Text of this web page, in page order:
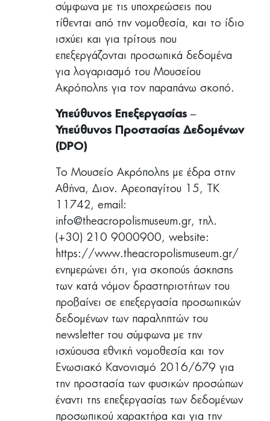
σύμφωνα με τις υποχρεώσεις που
τίθενται από την νομοθεσία, και το ίδιο
ισχύει και για τρίτους που
επεξεργάζονται προσωπικά δεδομένα
για λογαριασμό του Μουσείου
Ακρόπολης για τον παραπάνω σκοπό.
Υπεύθυνος Επεξεργασίας –
Υπεύθυνος Προστασίας Δεδομένων
(DPO)
Το Μουσείο Ακρόπολης με έδρα στην
Αθήνα, Διον. Αρεοπαγίτου 15, ΤΚ
11742, email:
info@theacropolismuseum.gr, τηλ.
(+30) 210 9000900, website:
https://www.theacropolismuseum.gr/
ενημερώνει ότι, για σκοπούς άσκησης
των κατά νόμον δραστηριοτήτων του
προβαίνει σε επεξεργασία προσωπικών
δεδομένων των παραληπτών του
newsletter του σύμφωνα με την
ισχύουσα εθνική νομοθεσία και τον
Ενωσιακό Κανονισμό 2016/679 για
την προστασία των φυσικών προσώπων
έναντι της επεξεργασίας των δεδομένων
προσωπικού χαρακτήρα και για την